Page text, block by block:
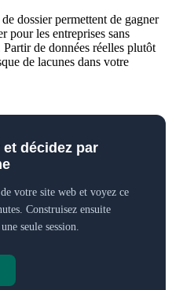
dossier permettent de gagner
pour les entreprises sans
de données réelles plutôt
de lacunes dans votre
et décidez par
votre site web et voyez ce
Construisez ensuite
seule session.